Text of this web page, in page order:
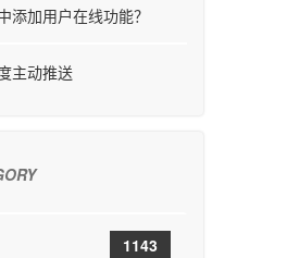
添加用户在线功能？
主动推送
1143